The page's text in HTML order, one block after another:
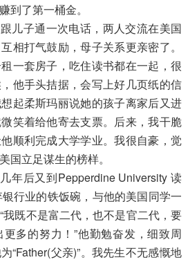
到了第一桶金。
子通一次电话，两人交流在美国
相打气鼓励，母子关系更亲密了。
一套房子，吃住读书都在一起，很
他手头拮据，会写上好几页纸的信
起柔斯玛丽说她的孩子离家后又进
笑着给他寄去支票。后来，我干脆
顺利完成大学学业。我很自豪，觉
国立足谋生的榜样。
后又到Pepperdine University 读
行业的铁饭碗，与他的美国同学一
我既不是富二代，也不是官二代，要
多的努力！”他勤勉奋发，细致周
“Father(父亲)”。我先生不无感慨地